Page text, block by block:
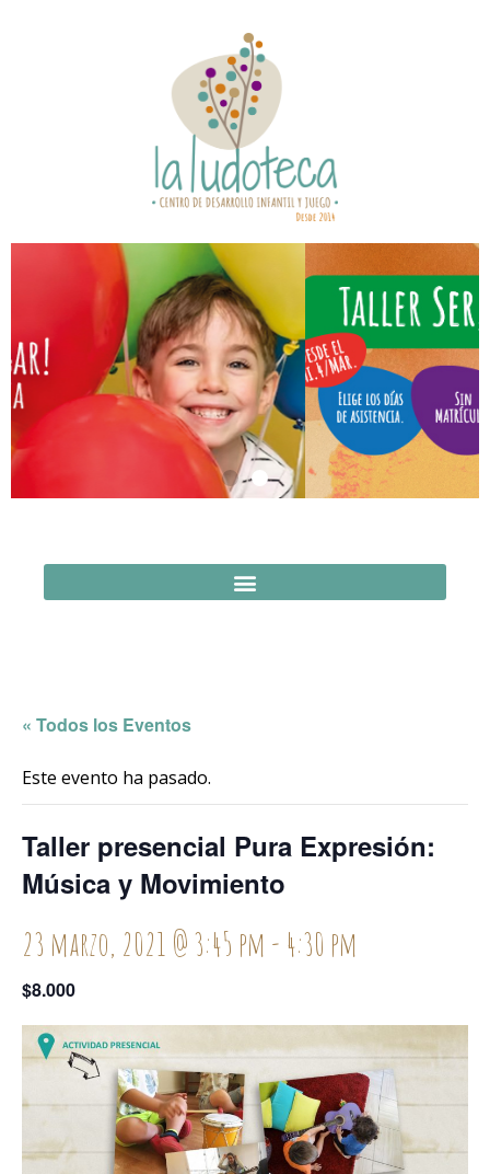
« Todos los Eventos
Este evento ha pasado.
Taller presencial Pura Expresión:
Música y Movimiento
23 marzo, 2021 @ 3:45 pm - 4:30 pm
$8.000